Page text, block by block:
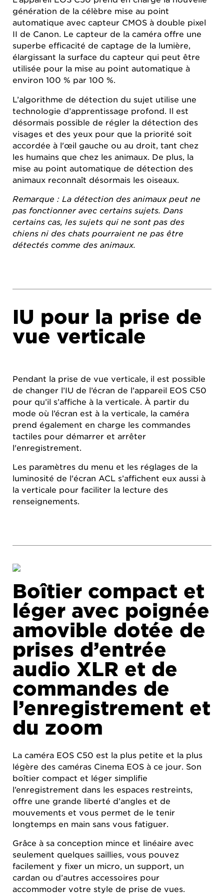
génération de la célèbre mise au point
automatique avec capteur CMOS à double pixel
II de Canon. Le capteur de la caméra offre une
superbe efficacité de captage de la lumière,
élargissant la surface du capteur qui peut être
utilisée pour la mise au point automatique à
environ 100 % par 100 %.
L’algorithme de détection du sujet utilise une
technologie d’apprentissage profond. Il est
désormais possible de régler la détection des
visages et des yeux pour que la priorité soit
accordée à l'œil gauche ou au droit, tant chez
les humains que chez les animaux. De plus, la
mise au point automatique de détection des
animaux reconnaît désormais les oiseaux.
Remarque : La détection des animaux peut ne
pas fonctionner avec certains sujets. Dans
certains cas, les sujets qui ne sont pas des
chiens ni des chats pourraient ne pas être
détectés comme des animaux.
IU pour la prise de
vue verticale
Pendant la prise de vue verticale, il est possible
de changer l’IU de l’écran de l’appareil EOS C50
pour qu’il s’affiche à la verticale. À partir du
mode où l’écran est à la verticale, la caméra
prend également en charge les commandes
tactiles pour démarrer et arrêter
l'enregistrement.
Les paramètres du menu et les réglages de la
luminosité de l'écran ACL s’affichent eux aussi à
la verticale pour faciliter la lecture des
renseignements.
Boîtier compact et
léger avec poignée
amovible dotée de
prises d’entrée
audio XLR et de
commandes de
l’enregistrement et
du zoom
La caméra EOS C50 est la plus petite et la plus
légère des caméras Cinema EOS à ce jour. Son
boîtier compact et léger simplifie
l’enregistrement dans les espaces restreints,
offre une grande liberté d’angles et de
mouvements et vous permet de le tenir
longtemps en main sans vous fatiguer.
Grâce à sa conception mince et linéaire avec
seulement quelques saillies, vous pouvez
facilement y fixer un micro, un support, un
cardan ou d’autres accessoires pour
accommoder votre style de prise de vues.